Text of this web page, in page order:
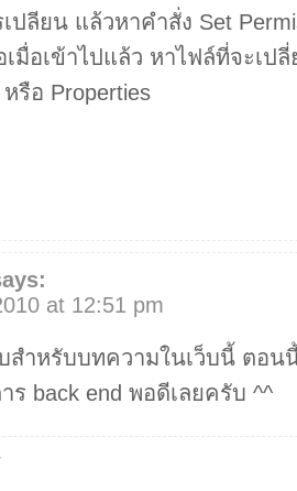
ปลียน แล้วหาคำสั่ง Set
มื่อเข้าไปแล้ว หาไฟล์ที่จะเป
รือ Properties
at 12:51 pm
ำหรับบทความในเว็บนี้ ตอนนี้
ร back end พอดีเลยครับ ^^